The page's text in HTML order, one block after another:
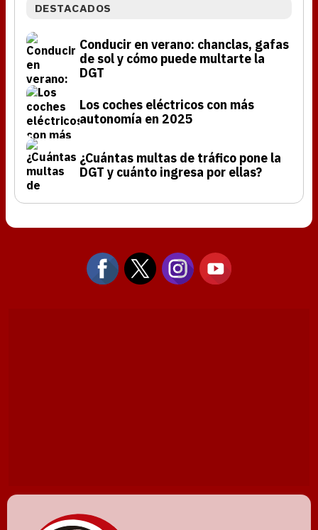
DESTACADOS
Conducir en verano: chanclas, gafas
de sol y cómo puede multarte la
DGT
Los coches eléctricos con más
autonomía en 2025
¿Cuántas multas de tráfico pone la
DGT y cuánto ingresa por ellas?